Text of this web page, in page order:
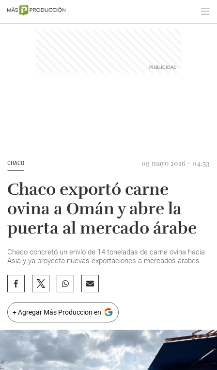
CHACO 09 mayo 2026 - 04:53
Chaco exportó carne
ovina a Omán y abre la
puerta al mercado árabe
Chaco concretó un envío de 14 toneladas de carne ovina hacia
Asia y ya proyecta nuevas exportaciones a mercados árabes
+ Agregar Más Produccion en